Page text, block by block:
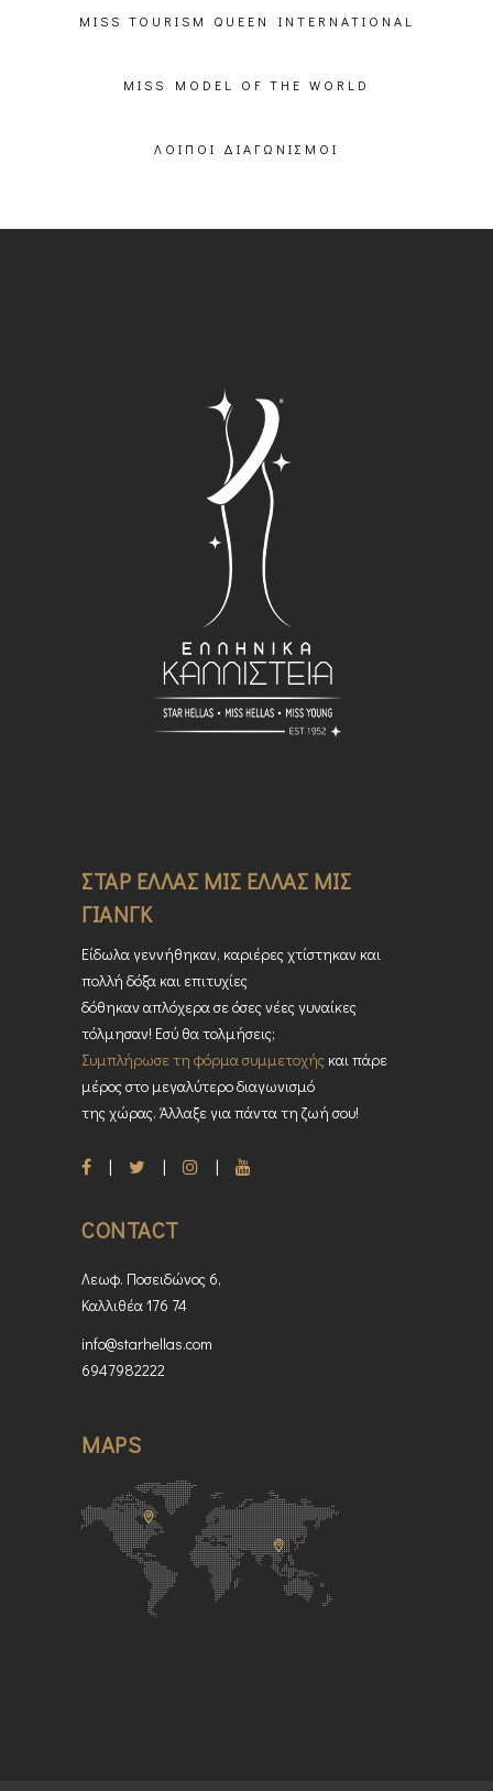
MISS TOURISM QUEEN INTERNATIONAL
MISS MODEL OF THE WORLD
ΛΟΙΠΟΊ ΔΙΑΓΩΝΙΣΜΟΊ
ΣΤΑΡ ΕΛΛΑΣ ΜΙΣ ΕΛΛΑΣ ΜΙΣ
ΓΙΑΝΓΚ
Είδωλα γεννήθηκαν, καριέρες χτίστηκαν και
πολλή δόξα και επιτυχίες
δόθηκαν απλόχερα σε όσες νέες γυναίκες
τόλμησαν! Εσύ θα τολμήσεις;
Συμπλήρωσε τη φόρμα συμμετοχής και πάρε
μέρος στο μεγαλύτερο διαγωνισμό
της χώρας. Άλλαξε για πάντα τη ζωή σου!
CONTACT
Λεωφ. Ποσειδώνος 6,
Καλλιθέα 176 74
info@starhellas.com
6947982222
MAPS